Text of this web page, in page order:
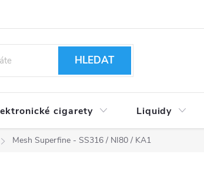
HLEDAT
cigarety Liquidy
Mesh Superfine - SS316 / NI80 / KA1